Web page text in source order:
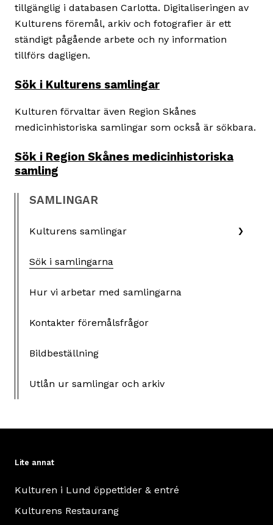
tillgänglig i databasen Carlotta. Digitaliseringen av
Kulturens föremål, arkiv och fotografier är ett
ständigt pågående arbete och ny information
tillförs dagligen.
Sök i Kulturens samlingar
Kulturen förvaltar även Region Skånes
medicinhistoriska samlingar som också är sökbara.
Sök i Region Skånes medicinhistoriska
samling
SAMLINGAR
Kulturens samlingar
Sök i samlingarna
Hur vi arbetar med samlingarna
Kontakter föremålsfrågor
Bildbeställning
Utlån ur samlingar och arkiv
Lite annat
Kulturen i Lund öppettider & entré
Kulturens Restaurang